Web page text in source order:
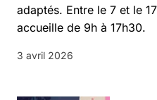
adaptés. Entre le 7 et le
accueille de 9h à 17h30.
3 avril 2026